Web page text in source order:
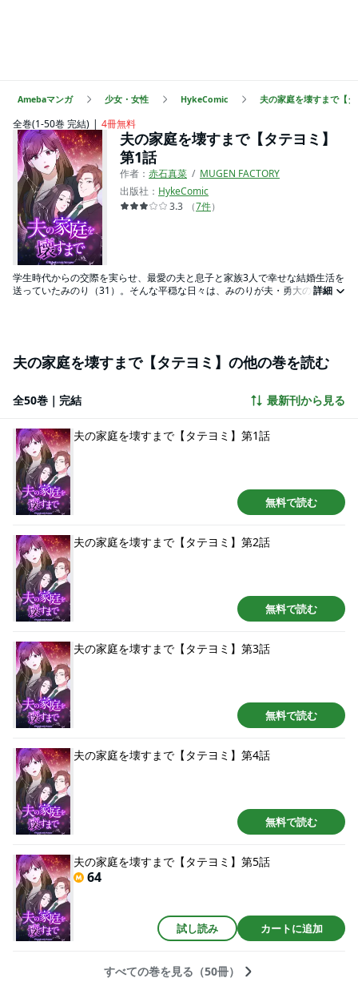
Amebaマンガ 少女・女性 HykeComic 夫の家庭を壊すまで【
全巻(1-50巻 完結) 4冊無料
夫の家庭を壊すまで【タテヨミ】
第1話
作者： 赤石真菜
MUGEN FACTORY
出版社： HykeComic
3.3
（7件）
学生時代からの交際を実らせ、最愛の夫と息子と家族3人で幸せな結婚生活を
送っていたみのり（31）。そんな平穏な日々は、みのりが夫・勇大のスマホ
画を立て始める──。
詳細
夫の家庭を壊すまで【タテヨミ】の他の巻を読む
全50巻｜完結 最新刊から見る
夫の家庭を壊すまで【タテヨミ】第1話
無料で読む
夫の家庭を壊すまで【タテヨミ】第2話
無料で読む
夫の家庭を壊すまで【タテヨミ】第3話
無料で読む
夫の家庭を壊すまで【タテヨミ】第4話
無料で読む
夫の家庭を壊すまで【タテヨミ】第5話
64
試し読み カートに追加
すべての巻を見る（50冊）